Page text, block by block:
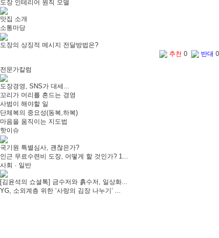
도장 인테리어 원칙 모델
맛집 소개
소통마당
도장의 상징적 메시지 전달방법은?
반대 0
추천 0
전문가칼럼
도장경영, SNS가 대세...
꼬리가 머리를 흔드는 경영
사범이 해야할 일
단체복의 중요성(동복,하복)
마음을 움직이는 지도법
핫이슈
국기원 특별심사, 괜찮은가?
인근 무료수련비 도장, 어떻게 할 것인가? 1...
사회 · 일반
[김윤석의 쇼셜톡] 금수저와 흙수저, 일상화...
YG, 소외계층 위한 ‘사랑의 김장 나누기’ ...